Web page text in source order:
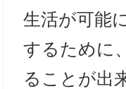
生活が可能
するために
ることが出